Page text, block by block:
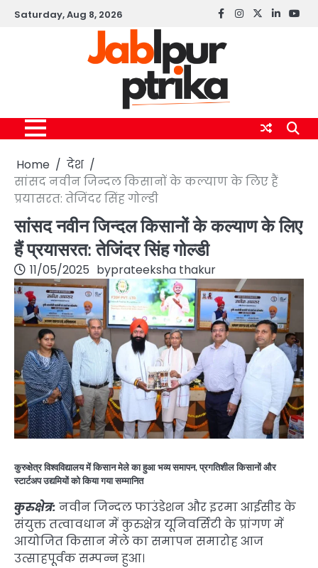
SkipSaturday, Aug 8, 2026 Facebook
instagram
twitterlinkedin
Home
देश
सांसद नवीन जिन्दल किसानों के कल्याण के लिए हैं
प्रयासरत: तेजिंदर सिंह गोल्डी
सांसद नवीन जिन्दल किसानों के कल्याण के लिए
हैं प्रयासरत: तेजिंदर सिंह गोल्डी
11/05/2025 byprateeksha thakur
कुरुक्षेत्र विश्वविद्यालय में किसान मेले का हुआ भव्य समापन, प्रगतिशील किसानों और
स्टार्टअप उद्यमियों को किया गया सम्मानित
कुरुक्षेत्र: नवीन जिन्दल फाउंडेशन और इरमा आईसीड के
संयुक्त तत्वावधान में कुरुक्षेत्र यूनिवर्सिटी के प्रांगण में
आयोजित किसान मेले का समापन समारोह आज
उत्साहपूर्वक सम्पन्न हुआ।